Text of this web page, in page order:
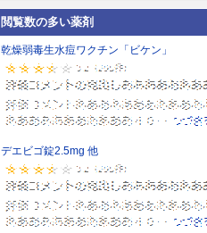
閲覧数の多い薬剤
乾燥弱毒生水痘ワクチン「ビケン」
デエビゴ錠2.5mg 他